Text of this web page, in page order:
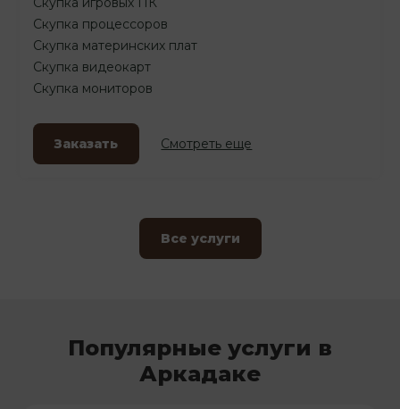
Скупка процессоров
Скупка материнских плат
Скупка видеокарт
Скупка мониторов
Заказать Смотреть еще
Все услуги
Популярные услуги в
Аркадаке